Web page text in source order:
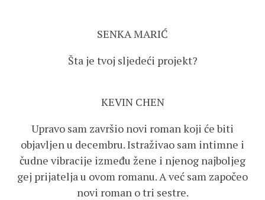
SENKA MARIĆ
Šta je tvoj sljedeći projekt?
KEVIN CHEN
Upravo sam završio novi roman koji će biti
objavljen u decembru. Istraživao sam intimne i
čudne vibracije između žene i njenog najboljeg
gej prijatelja u ovom romanu. A već sam započeo
novi roman o tri sestre.